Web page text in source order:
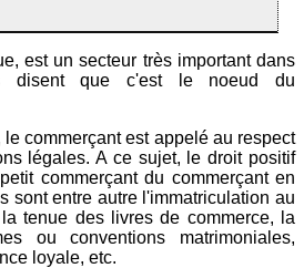
est un secteur très important dans
disent que c'est le noeud du
commerçant est appelé au respect
légales. A ce sujet, le droit positif
commerçant du commerçant en
sont entre autre l'immatriculation au
tenue des livres de commerce, la
ou conventions matrimoniales,
loyale, etc.